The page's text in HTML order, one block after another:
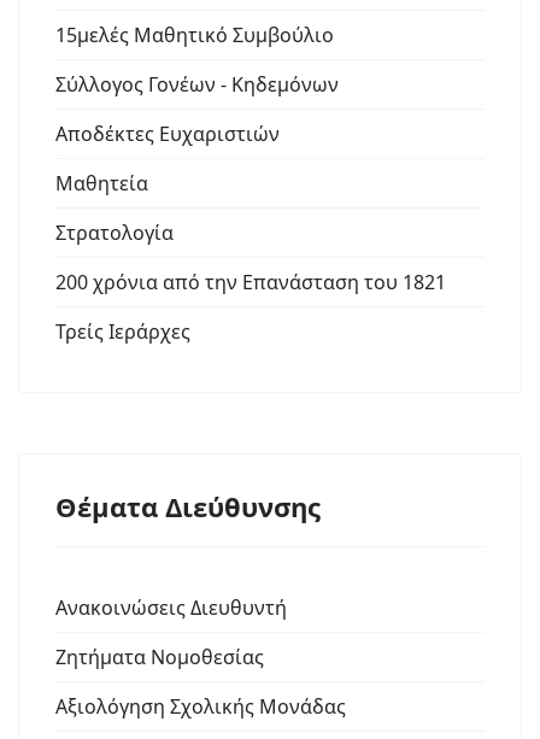
15μελές Μαθητικό Συμβούλιο
Σύλλογος Γονέων - Κηδεμόνων
Αποδέκτες Ευχαριστιών
Μαθητεία
Στρατολογία
200 χρόνια από την Επανάσταση του 1821
Τρείς Ιεράρχες
Θέματα Διεύθυνσης
Ανακοινώσεις Διευθυντή
Ζητήματα Νομοθεσίας
Αξιολόγηση Σχολικής Μονάδας